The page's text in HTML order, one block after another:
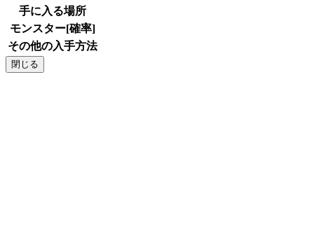
手に入る場所
モンスター[確率]
その他の入手方法
閉じる